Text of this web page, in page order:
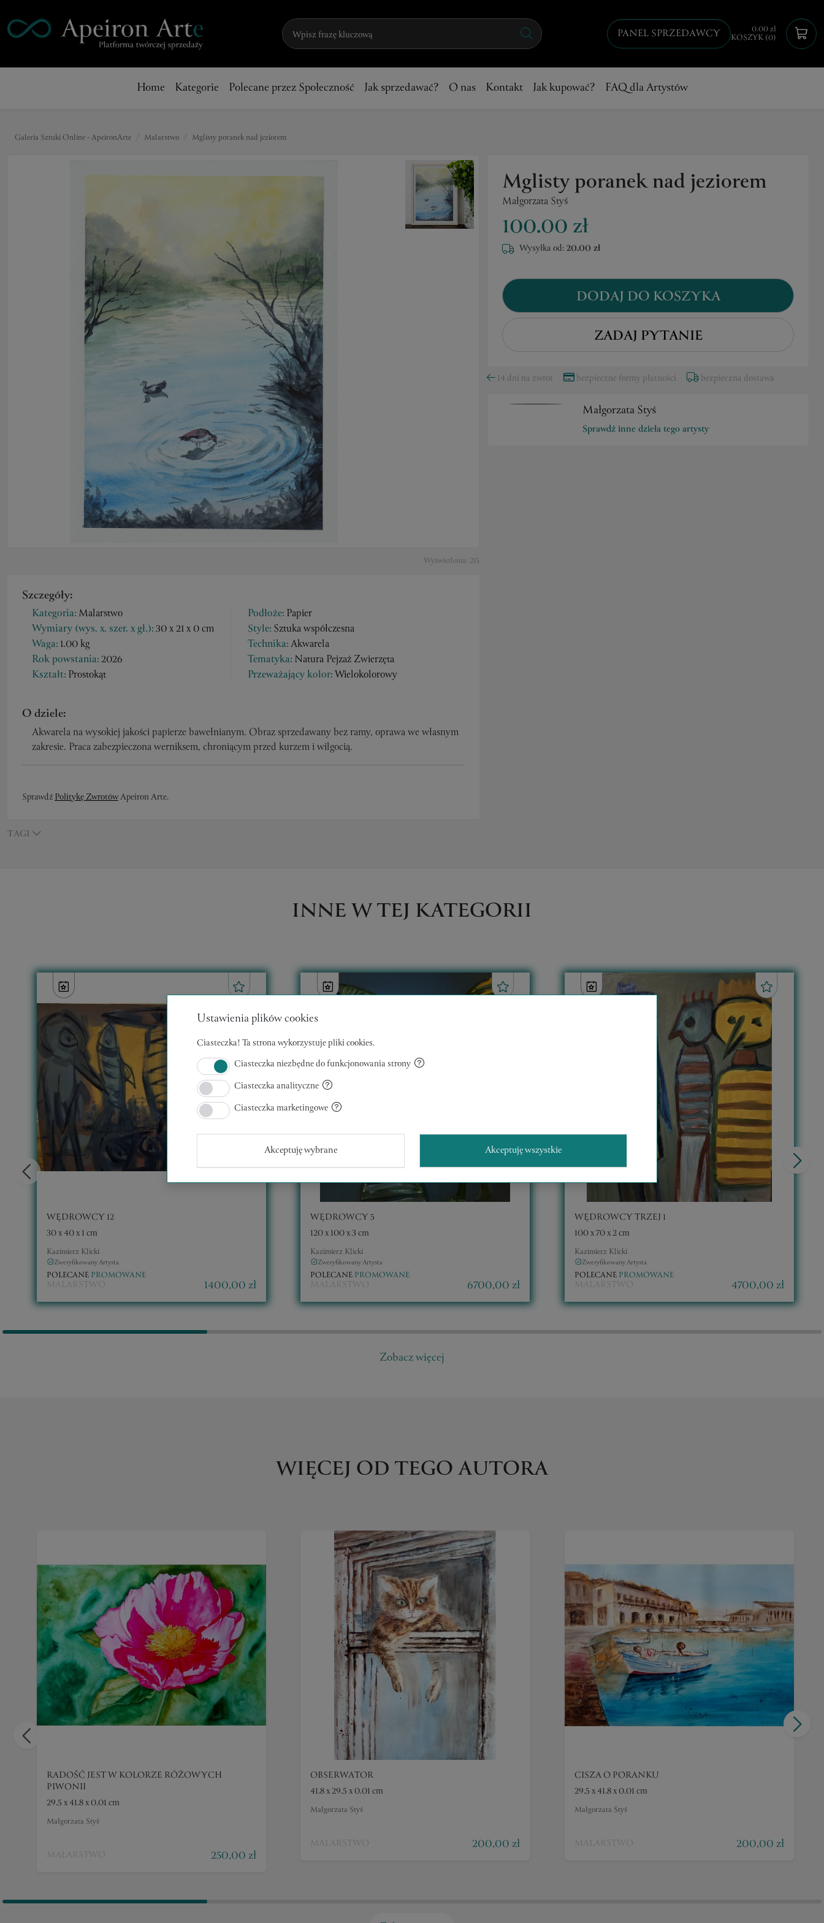
PANEL SPRZEDAWCY 0.00 zł
KOSZYK (0)
Home Kategorie Polecane przez Społeczność Jak sprzedawać? O nas Kontakt Jak kupować? FAQ dla Artystów
Galeria Sztuki Online - ApeironArte Malarstwo Mglisty poranek nad jeziorem
Wyświetlenia: 215
Mglisty poranek nad jeziorem
Małgorzata Styś
100.00 zł
Wysyłka od:20.00 zł
DODAJ DO KOSZYKA
ZADAJ PYTANIE
14 dni na zwrot bezpieczne formy płatności bezpieczna dostawa
Małgorzata Styś
Sprawdź inne dzieła tego artysty
Szczegóły:
Kategoria: Malarstwo
Wymiary (wys. x. szer. x gł.):30 x 21 x 0 cm
Waga: 1.00 kg
Rok powstania:2026
Kształt: Prostokąt
Podłoże: Papier
Style: Sztuka współczesna
Technika:Akwarela
Tematyka: Natura Pejzaż Zwierzęta
Przeważający kolor:Wielokolorowy
O dziele:
Akwarela na wysokiej jakości papierze bawełnianym. Obraz sprzedawany bez ramy, oprawa we własnym
zakresie. Praca zabezpieczona werniksem, chroniącym przed kurzem i wilgocią.
SprawdźPolitykę ZwrotówApeiron Arte.
TAGI
INNE W TEJ KATEGORII
WĘDROWCY 12
30 x 40 x 1 cm
Kazimierz Klicki
Zweryfikowany Artysta
POLECANE PROMOWANE
MALARSTWO 1400,00 zł
WĘDROWCY 5
120 x 100 x 3 cm
Kazimierz Klicki
Zweryfikowany Artysta
POLECANE PROMOWANE
MALARSTWO 6700,00 zł
WĘDROWCY TRZEJ 1
100 x 70 x 2 cm
Kazimierz Klicki
Zweryfikowany Artysta
POLECANE PROMOWANE
MALARSTWO 4700,00 zł
Zobacz więcej
WIĘCEJ OD TEGO AUTORA
RADOŚĆ JEST W KOLORZE RÓŻOWYCH
PIWONII
29.5 x 41.8 x 0.01 cm
Małgorzata Styś
MALARSTWO 250,00 zł
OBSERWATOR
41.8 x 29.5 x 0.01 cm
Małgorzata Styś
MALARSTWO 200,00 zł
CISZA O PORANKU
29.5 x 41.8 x 0.01 cm
Małgorzata Styś
MALARSTWO 200,00 zł
Ustawienia plików cookies
Ciasteczka! Ta strona wykorzystuje pliki cookies.
Ciasteczka niezbędne do funkcjonowania strony
Ciasteczka analityczne
Ciasteczka marketingowe
Akceptuję wybrane Akceptuję wszystkie